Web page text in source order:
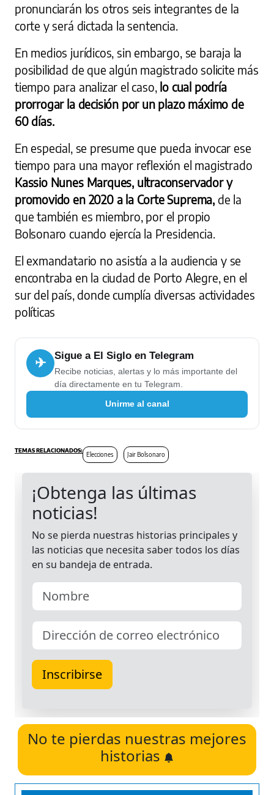
pronunciarán los otros seis integrantes de la
corte y será dictada la sentencia.
En medios jurídicos, sin embargo, se baraja la
posibilidad de que algún magistrado solicite más
tiempo para analizar el caso, lo cual podría
prorrogar la decisión por un plazo máximo de
60 días.
En especial, se presume que pueda invocar ese
tiempo para una mayor reflexión el magistrado
Kassio Nunes Marques, ultraconservador y
promovido en 2020 a la Corte Suprema, de la
que también es miembro, por el propio
Bolsonaro cuando ejercía la Presidencia.
El exmandatario no asistía a la audiencia y se
encontraba en la ciudad de Porto Alegre, en el
sur del país, donde cumplía diversas actividades
políticas
✈ Sigue a El Siglo en Telegram
Recibe noticias, alertas y lo más importante del
día directamente en tu Telegram.
Unirme al canal
Elecciones Jair Bolsonaro
No te pierdas nuestras mejores
historias